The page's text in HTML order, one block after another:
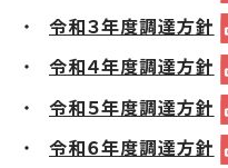
令和３年度調達方針
令和４年度調達方針
令和５年度調達方針
令和６年度調達方針